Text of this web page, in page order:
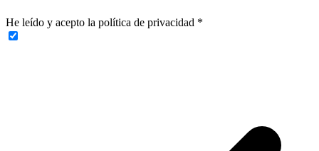
He leído y acepto la política de privacidad *